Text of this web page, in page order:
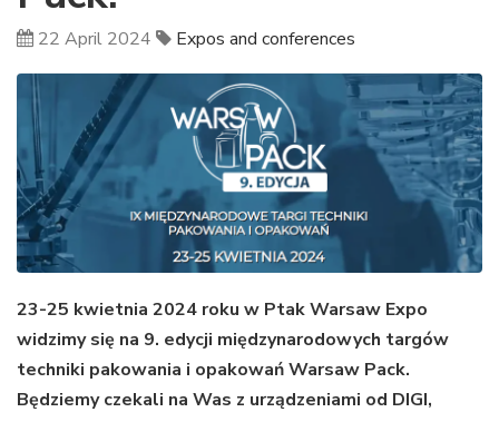
22 April 2024 Expos and conferences
23-25 kwietnia 2024 roku w Ptak Warsaw Expo
widzimy się na 9. edycji międzynarodowych targów
techniki pakowania i opakowań Warsaw Pack.
Będziemy czekali na Was z urządzeniami od DIGI,